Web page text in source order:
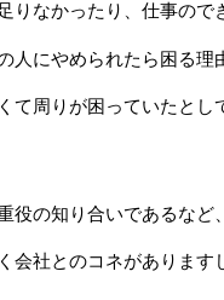
りなかったり、仕事の
人にやめられたら困る理
て周りが困っていたとし
役の知り合いであるなど
会社とのコネがありま